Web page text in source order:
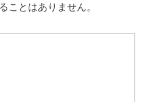
ことはありません。